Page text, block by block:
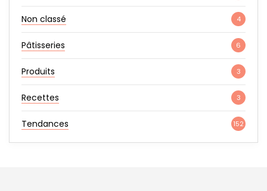
Non classé 4
Pâtisseries 6
Produits 3
Recettes 3
Tendances 152